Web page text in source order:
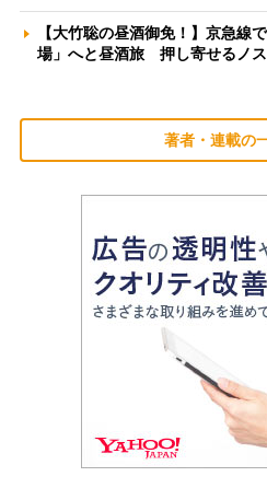
【大竹聡の昼酒御免！】京急線
場」へと昼酒旅 押し寄せるノ
著者・連載の